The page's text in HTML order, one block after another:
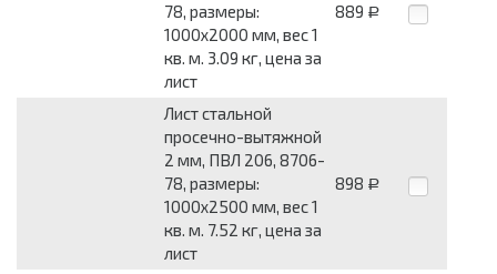
78, размеры:
1000x2000 мм, вес 1
кв. м. 3.09 кг, цена за
лист
889 Р
Лист стальной
просечно-вытяжной
2 мм, ПВЛ 206, 8706-
78, размеры:
1000x2500 мм, вес 1
кв. м. 7.52 кг, цена за
лист
898 Р